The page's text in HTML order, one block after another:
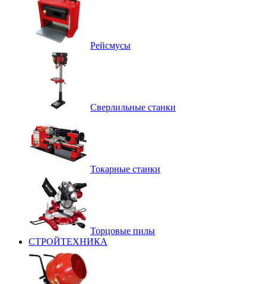
Рейсмусы
Сверлильные станки
Токарные станки
Торцовые пилы
СТРОЙТЕХНИКА